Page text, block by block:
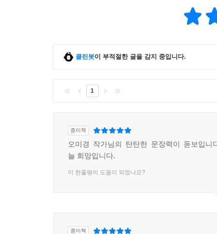
클린봇이 부적절한 글을 감지 중입니다.
1
종이책
오미경 작가님의 탄탄한 문장력이 돋보입니
늘 희망입니다.
이 한줄평이 도움이 되었나요?
종이책